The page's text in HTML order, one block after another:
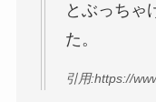
とぶっちゃ
た。
引用:https://